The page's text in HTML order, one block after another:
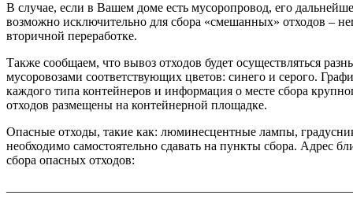
В случае, если в Вашем доме есть мусоропровод, его
возможно исключительно для сбора «смешанных» отходов –
вторичной переработке.
Также сообщаем, что вывоз отходов будет осуществляться
мусоровозами соответствующих цветов: синего и серого.
каждого типа контейнеров и информация о месте сбора
отходов размещены на контейнерной площадке.
Опасные отходы, такие как: люминесцентные лампы,
необходимо самостоятельно сдавать на пункты сбора. Адрес
сбора опасных отходов: